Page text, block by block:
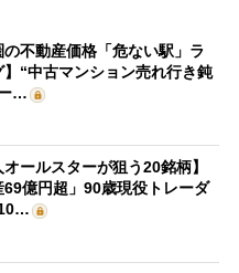
の不動産価格「危ない駅」ラ
】“中古マンション売れ行き鈍
…
オールスターが狙う20銘柄】
69億円超」90歳現役トレーダ